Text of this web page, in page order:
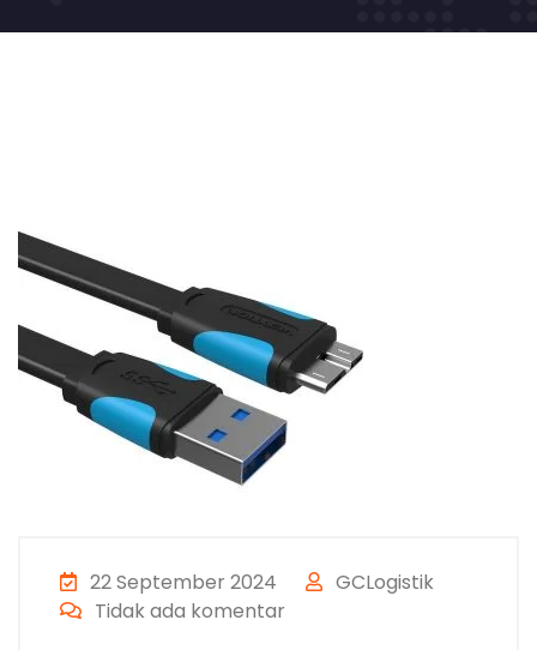
22 September 2024
GCLogistik
Tidak ada komentar